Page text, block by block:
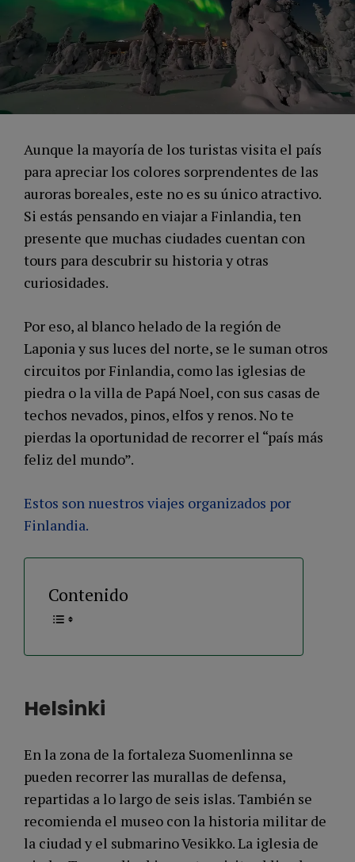
Aunque la mayoría de los turistas visita el país
para apreciar los colores sorprendentes de las
auroras boreales, este no es su único atractivo.
Si estás pensando en viajar a Finlandia, ten
presente que muchas ciudades cuentan con
tours para descubrir su historia y otras
curiosidades.
Por eso, al blanco helado de la región de
Laponia y sus luces del norte, se le suman otros
circuitos por Finlandia, como las iglesias de
piedra o la villa de Papá Noel, con sus casas de
techos nevados, pinos, elfos y renos. No te
pierdas la oportunidad de recorrer el “país más
feliz del mundo”.
Estos son nuestros viajes organizados por
Finlandia.
Contenido
Helsinki
En la zona de la fortaleza Suomenlinna se
pueden recorrer las murallas de defensa,
repartidas a lo largo de seis islas. También se
recomienda el museo con la historia militar de
la ciudad y el submarino Vesikko. La iglesia de